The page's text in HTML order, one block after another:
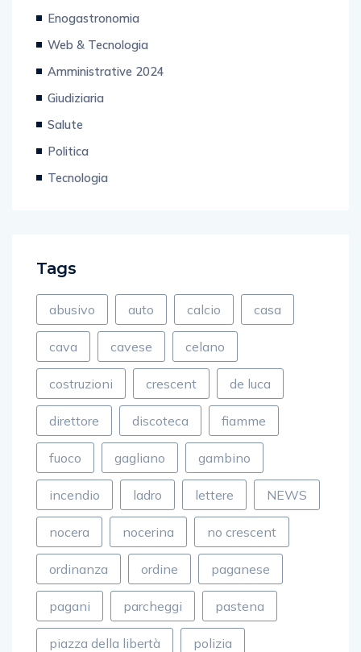
Enogastronomia
Web & Tecnologia
Amministrative 2024
Giudiziaria
Salute
Politica
Tecnologia
Tags
abusivo auto calcio casa
cava cavese celano
costruzioni crescent de luca
direttore discoteca fiamme
fuoco gagliano gambino
incendio ladro lettere NEWS
nocera nocerina no crescent
ordinanza ordine paganese
pagani parcheggi pastena
piazza della libertà polizia